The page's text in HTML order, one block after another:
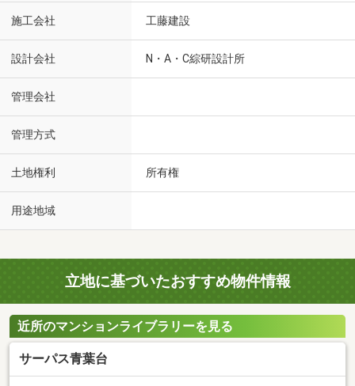
施工会社 工藤建設
設計会社 N・A・C綜研設計所
管理会社
管理方式
土地権利 所有権
用途地域
立地に基づいたおすすめ物件情報
近所のマンションライブラリーを見る
サーパス青葉台